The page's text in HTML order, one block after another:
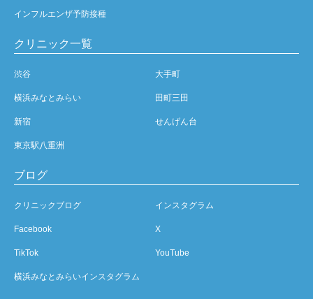
インフルエンザ予防接種
クリニック一覧
渋谷 大手町
横浜みなとみらい 田町三田
新宿 せんげん台
東京駅八重洲
ブログ
クリニックブログ インスタグラム
Facebook X
TikTok YouTube
横浜みなとみらいインスタグラム